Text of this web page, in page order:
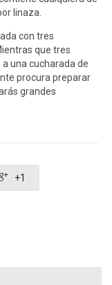
linaza.
con tres
que tres
una cucharada de
procura preparar
grandes
+1